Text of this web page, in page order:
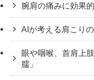
腕肩の痛みに効果
AIが考える肩こり
眼や咽喉、首肩上
臑」